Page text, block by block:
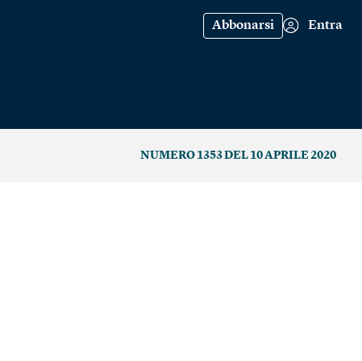
Abbonarsi Entra
NUMERO 1353 DEL 10 APRILE 2020